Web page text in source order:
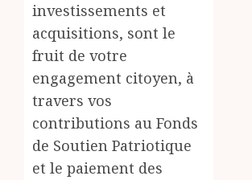
investissements et
acquisitions, sont le
fruit de votre
engagement citoyen, à
travers vos
contributions au Fonds
de Soutien Patriotique
et le paiement des